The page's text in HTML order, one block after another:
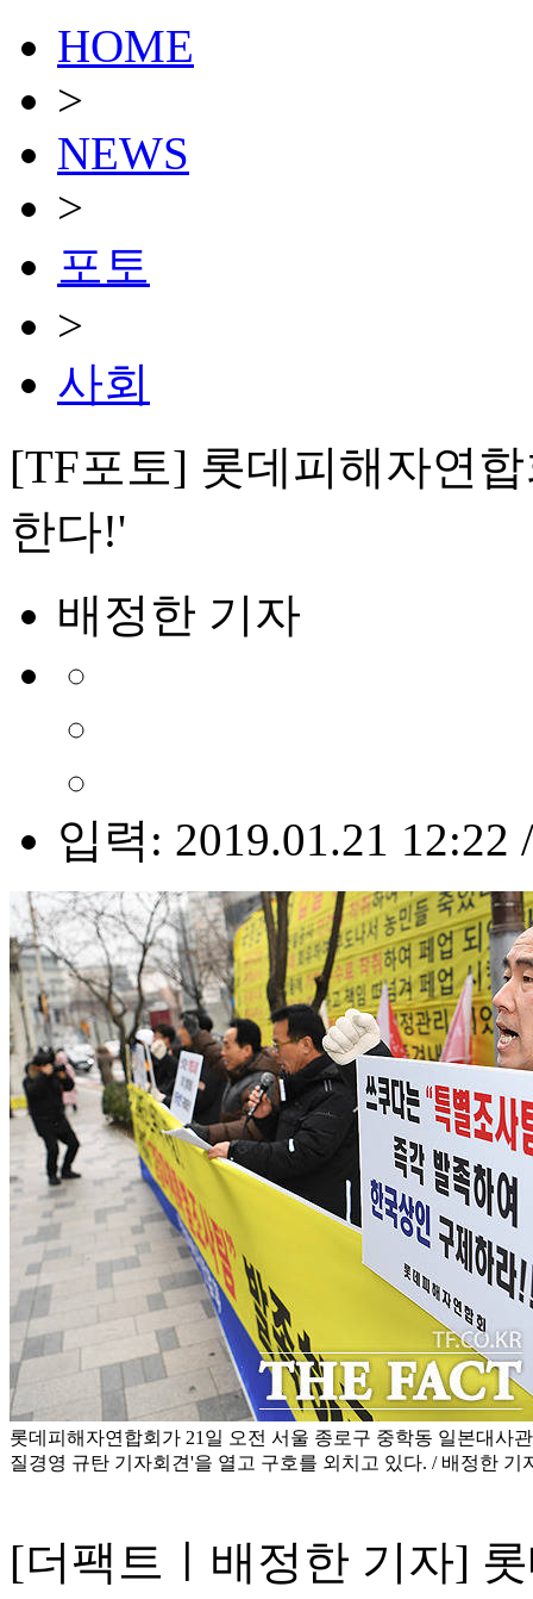
HOME
>
NEWS
>
포토
>
사회
[TF포토] 롯데피해자연
한다!'
배정한 기자
입력: 2019.01.21 12:22
롯데피해자연합회가 21일 오전 서울 종로구 중학동 일본대사
질경영 규탄 기자회견'을 열고 구호를 외치고 있다. / 배정한 기
[더팩트ㅣ배정한 기자]